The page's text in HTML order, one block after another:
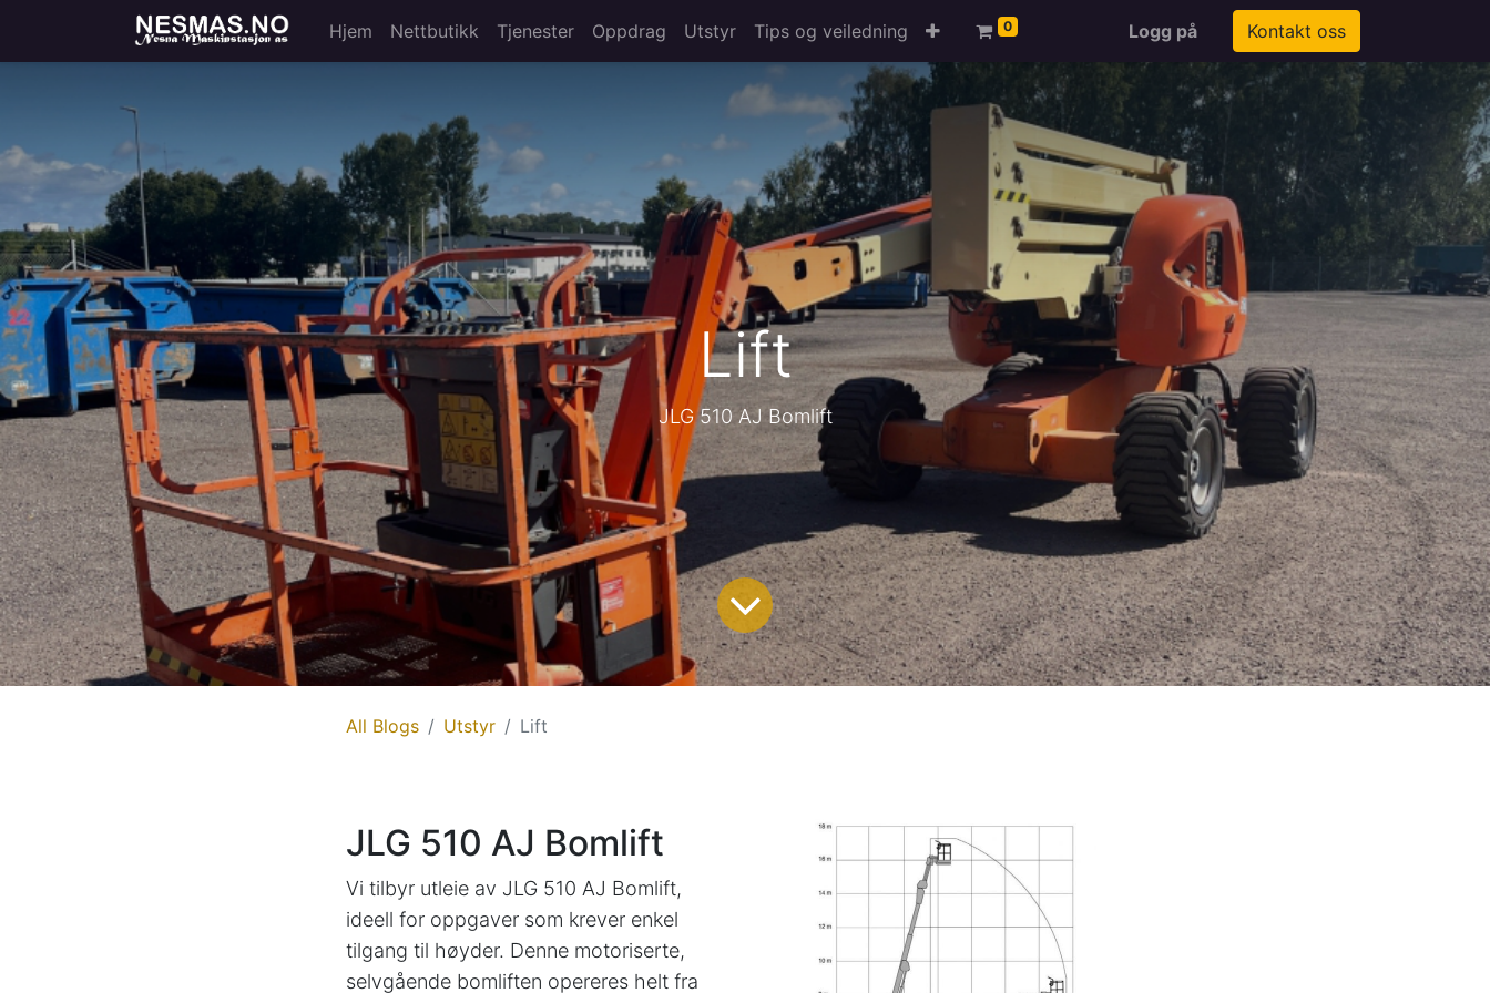
Hjem Nettbutikk Tjenester Oppdrag Utstyr Tips og veiledning 0 Logg på Kontakt oss
Lift
JLG 510 AJ Bomlift
All Blogs Utstyr Lift
JLG 510 AJ Bomlift
Vi tilbyr utleie av JLG 510 AJ Bomlift,
ideell for oppgaver som krever enkel
tilgang til høyder. Denne motoriserte,
selvgående bomliften opereres helt fra